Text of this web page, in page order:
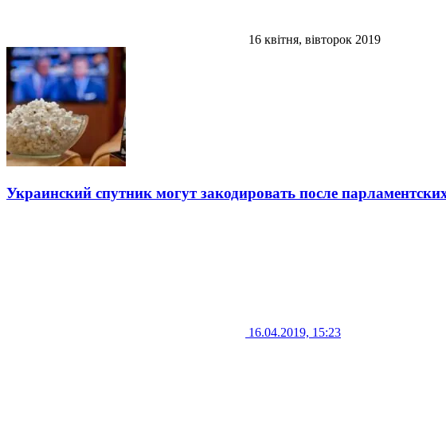
16 квітня, вівторок 2019
Украинский спутник могут закодировать после
16.04.2019, 15:23